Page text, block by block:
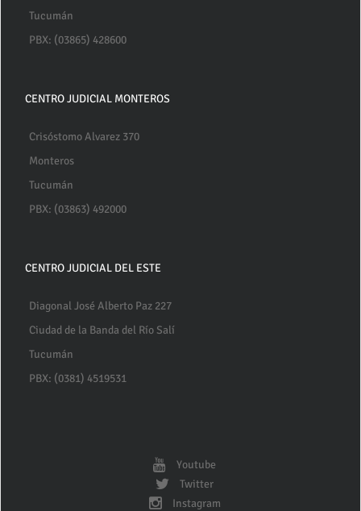
Tucumán
PBX: (03865) 428600
CENTRO JUDICIAL MONTEROS
Crisóstomo Alvarez 370
Monteros
Tucumán
PBX: (03863) 492000
CENTRO JUDICIAL DEL ESTE
Diagonal José Alberto Paz 227
Ciudad de la Banda del Río Salí
Tucumán
PBX: (0381) 4519531
Youtube
Twitter
Instagram